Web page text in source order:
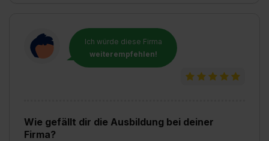
Ich würde diese Firma
weiterempfehlen!
Wie gefällt dir die Ausbildung bei deiner
Firma?